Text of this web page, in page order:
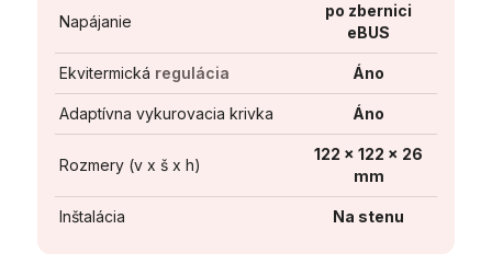
Napájanie
po zbernici
eBUS
Ekvitermická regulácia Áno
Adaptívna vykurovacia krivka Áno
Rozmery (v x š x h)
122 x 122 x 26
mm
Inštalácia Na stenu